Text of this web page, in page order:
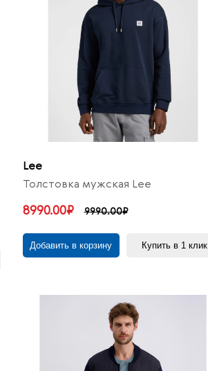
Lee
Толстовка мужская Lee
8990.00₽ 9990.00₽
Добавить в корзину Купить в 1 клик